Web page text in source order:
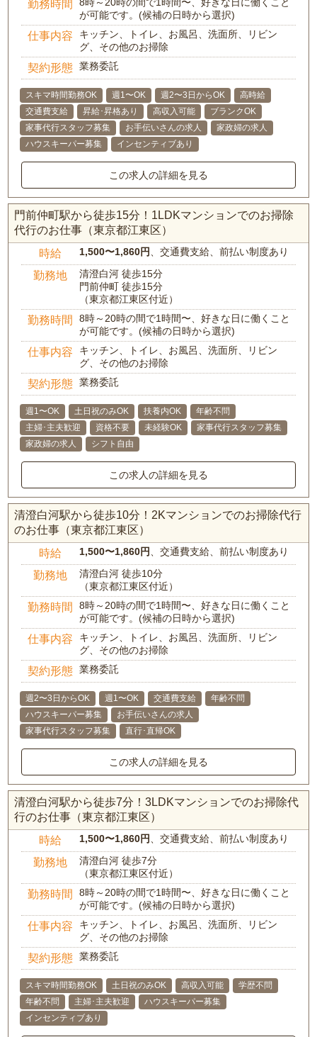
勤務時間
8時～20時の間で1時間〜、好きな日に働くこと
が可能です。(候補の日時から選択)
仕事内容
キッチン、トイレ、お風呂、洗面所、リビン
グ、その他のお掃除
契約形態 業務委託
スキマ時間勤務OK 週1〜OK 週2〜3日からOK
高時給
交通費支給
昇給･昇格あり 高収入可能
ブランクOK
家事代行スタッフ募集
お手伝いさんの求人
家政婦の求人
ハウスキーパー募集
インセンティブあり
この求人の詳細を見る
門前仲町駅から徒歩15分！1LDKマンションでのお掃除
代行のお仕事（東京都江東区）
時給 1,500〜1,860円、交通費支給、前払い制度あり
勤務地
清澄白河 徒歩15分
門前仲町 徒歩15分
（東京都江東区付近）
勤務時間
8時～20時の間で1時間〜、好きな日に働くこと
が可能です。(候補の日時から選択)
仕事内容
キッチン、トイレ、お風呂、洗面所、リビン
グ、その他のお掃除
契約形態 業務委託
週1〜OK 土日祝のみOK 扶養内OK
年齢不問
主婦･主夫歓迎
資格不要 未経験OK
家事代行スタッフ募集
家政婦の求人
シフト自由
この求人の詳細を見る
清澄白河駅から徒歩10分！2Kマンションでのお掃除代行
のお仕事（東京都江東区）
時給 1,500〜1,860円、交通費支給、前払い制度あり
勤務地
清澄白河 徒歩10分
（東京都江東区付近）
勤務時間
8時～20時の間で1時間〜、好きな日に働くこと
が可能です。(候補の日時から選択)
仕事内容
キッチン、トイレ、お風呂、洗面所、リビン
グ、その他のお掃除
契約形態 業務委託
週2〜3日からOK 週1〜OK 交通費支給
年齢不問
ハウスキーパー募集
お手伝いさんの求人
家事代行スタッフ募集
直行･直帰OK
この求人の詳細を見る
清澄白河駅から徒歩7分！3LDKマンションでのお掃除代
行のお仕事（東京都江東区）
時給 1,500〜1,860円、交通費支給、前払い制度あり
勤務地
清澄白河 徒歩7分
（東京都江東区付近）
勤務時間
8時～20時の間で1時間〜、好きな日に働くこと
が可能です。(候補の日時から選択)
仕事内容
キッチン、トイレ、お風呂、洗面所、リビン
グ、その他のお掃除
契約形態 業務委託
スキマ時間勤務OK 土日祝のみOK 高収入可能
学歴不問
年齢不問
主婦･主夫歓迎
ハウスキーパー募集
インセンティブあり